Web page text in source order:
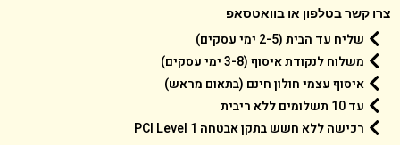
קשר בטלפון או בוואטסאפ
שליח עד הבית (2-5 ימי עסקים)
משלוח לנקודת איסוף (3-8 ימי עסקים)
איסוף עצמי חולון חינם (בתאום מראש)
עד 10 תשלומים ללא ריבית
רכישה ללא חשש בתקן אבטחה 1 PCI Level